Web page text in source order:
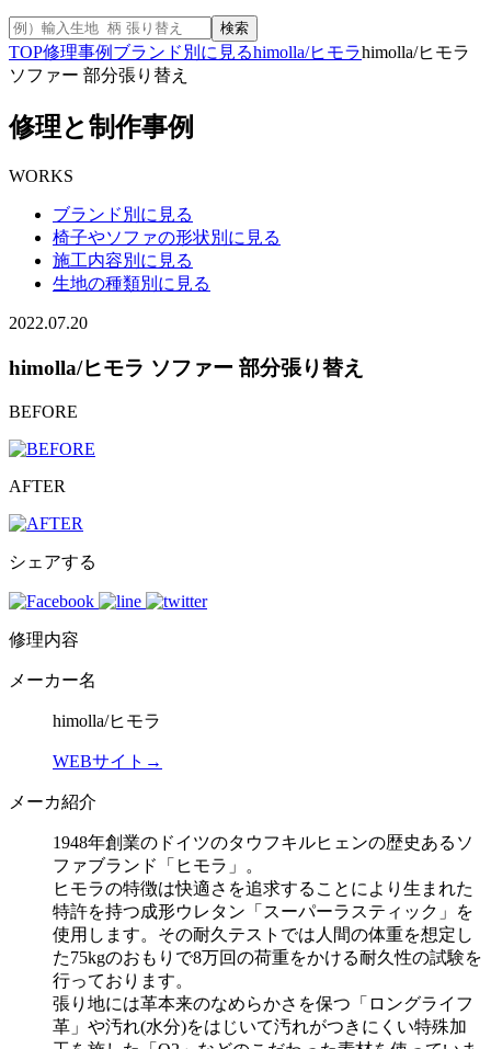
検索
TOP修理事例 ブランド別に見るhimolla/ヒモラhimolla/ヒモラ
ソファー 部分張り替え
修理と制作事例
WORKS
ブランド別に見る
椅子やソファの形状別に見る
施工内容別に見る
生地の種類別に見る
2022.07.20
himolla/ヒモラ ソファー 部分張り替え
BEFORE
AFTER
シェアする
修理内容
メーカー名
himolla/ヒモラ
WEBサイト→
メーカ紹介
1948年創業のドイツのタウフキルヒェンの歴史あるソ
ファブランド「ヒモラ」。
ヒモラの特徴は快適さを追求することにより生まれた
特許を持つ成形ウレタン「スーパーラスティック」を
使用します。その耐久テストでは人間の体重を想定し
た75kgのおもりで8万回の荷重をかける耐久性の試験を
行っております。
張り地には革本来のなめらかさを保つ「ロングライフ
革」や汚れ(水分)をはじいて汚れがつきにくい特殊加